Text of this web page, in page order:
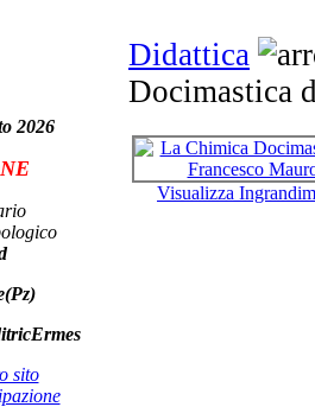
2026
sito
Didattica
Docimastica
Visualizza